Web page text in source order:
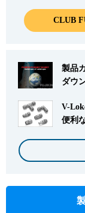
CADデータ
CLUB
製品
ダウ
V-
便利